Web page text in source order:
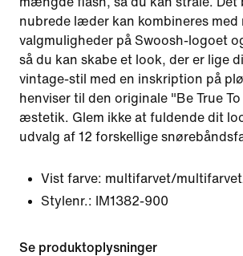
nubrede læder kan kombineres med
valgmuligheder på Swoosh-logoet
så du kan skabe et look, der er lige
vintage-stil med en inskription på
henviser til den originale "Be True
æstetik. Glem ikke at fuldende dit
udvalg af 12 forskellige
Vist farve: multifarvet/
Stylenr.:
IM1382-900
Se produktoplysninger